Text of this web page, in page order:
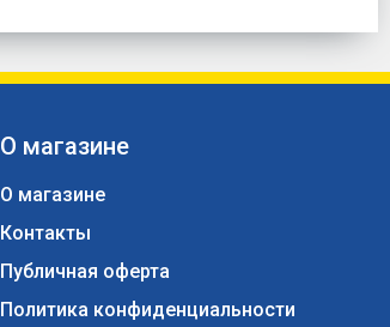
О магазине
О магазине
Контакты
Публичная оферта
Политика конфиденциальности